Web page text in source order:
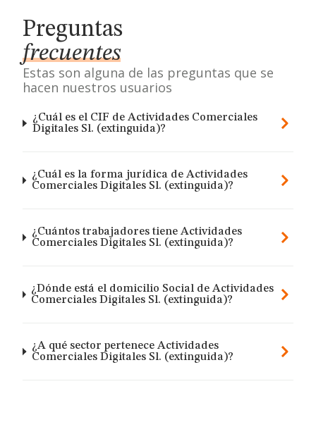
Preguntas
frecuentes
Estas son alguna de las preguntas que se
hacen nuestros usuarios
¿Cuál es el CIF de Actividades Comerciales
Digitales Sl. (extinguida)?
¿Cuál es la forma jurídica de Actividades
Comerciales Digitales Sl. (extinguida)?
¿Cuántos trabajadores tiene Actividades
Comerciales Digitales Sl. (extinguida)?
¿Dónde está el domicilio Social de Actividades
Comerciales Digitales Sl. (extinguida)?
¿A qué sector pertenece Actividades
Comerciales Digitales Sl. (extinguida)?